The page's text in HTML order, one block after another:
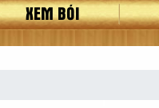
XEM BÓI